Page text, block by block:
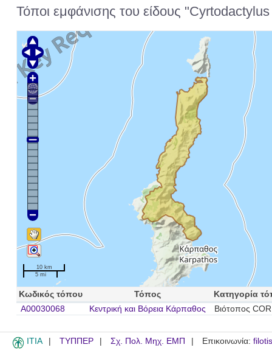
Τόποι εμφάνισης του είδους
10 km
5 mi
Κωδικός τόπου Τόπος
Κατηγορία
A00030068
Κεντρική και Βόρεια Κάρπαθος Βιότοπος
ITIA ΤΥΠΠΕΡ Σχ. Πολ. Μηχ. ΕΜΠ Επικοινωνία: